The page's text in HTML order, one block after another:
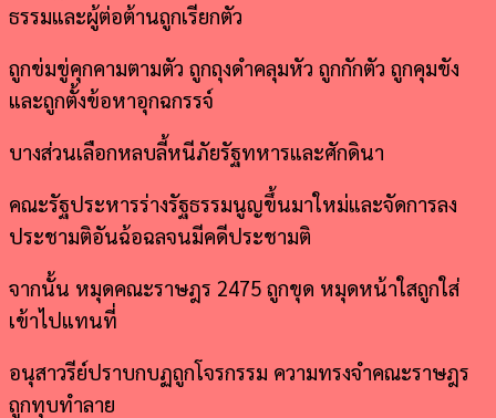
ธรรมและผู้ต่อต้านถูกเรียกตัว
ถูกข่มขู่คุกคามตามตัว ถูกถุงดำคลุมหัว ถูกกักตัว ถูกคุมขัง
และถูกตั้งข้อหาอุกฉกรรจ์
บางส่วนเลือกหลบลี้หนีภัยรัฐทหารและศักดินา
คณะรัฐประหารร่างรัฐธรรมนูญขึ้นมาใหม่และจัดการลง
ประชามติอันฉ้อฉลจนมีคดีประชามติ
จากนั้น หมุดคณะราษฎร 2475 ถูกขุด หมุดหน้าใสถูกใส่
เข้าไปแทนที่
อนุสาวรีย์ปราบกบฏถูกโจรกรรม ความทรงจำคณะราษฎร
ถูกทุบทำลาย